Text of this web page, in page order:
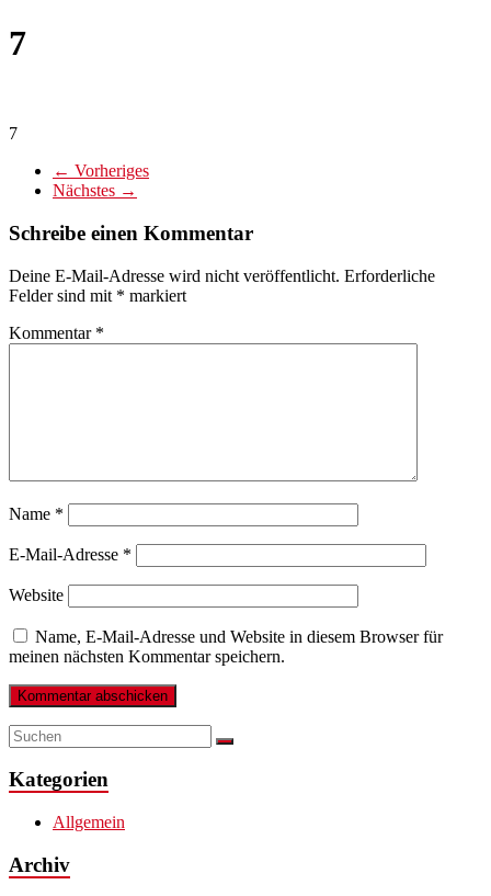
7
7
← Vorheriges
Nächstes →
Schreibe einen Kommentar
Deine E-Mail-Adresse wird nicht veröffentlicht. Erforderliche
Felder sind mit * markiert
Kommentar *
Name *
E-Mail-Adresse *
Website
Name, E-Mail-Adresse und Website in diesem Browser für
meinen nächsten Kommentar speichern.
Kategorien
Allgemein
Archiv